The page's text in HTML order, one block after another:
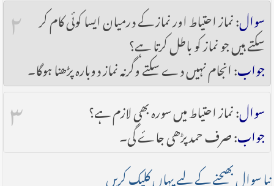
۲ سوال
: نماز احتیاط اور نماز کے درمیان ایسا کو‎ئی کام کر
سکتے ہیں جو نماز کو باطل کرتا ہے؟
جواب: انجام نہیں دے سکتے وگرنہ نما‎‌ز دوبارہ پڑھنا ہوگا۔
۳ سوال: نماز احتیاط میں سورہ بھی لازم ہے؟
جواب: صرف حمد پڑھی جاۓ گی۔
نیا سوال بھیجنے کے لیے یہاں کلیک کریں